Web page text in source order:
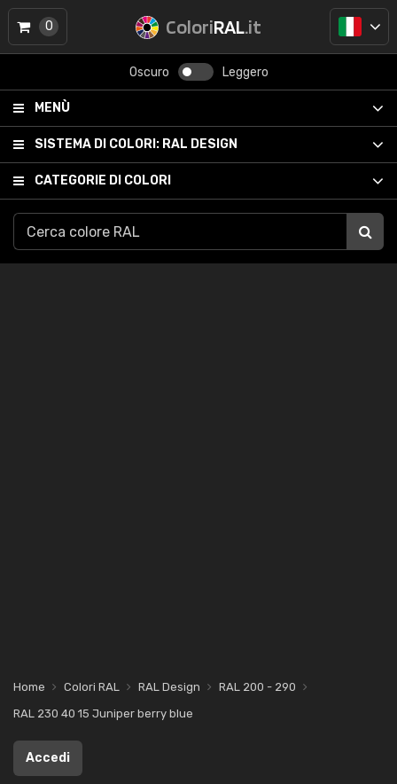
ColoriRAL.it
Oscuro Leggero
MENÙ
SISTEMA DI COLORI: RAL DESIGN
CATEGORIE DI COLORI
0
Home Colori RAL RAL Design
RAL 200 - 290
RAL 230 40 15 Juniper berry blue
Accedi